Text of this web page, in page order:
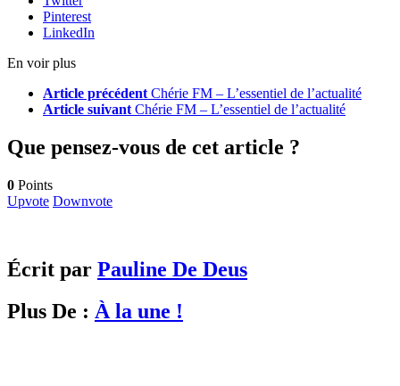
Pinterest
LinkedIn
En voir plus
Article précédent Chérie FM – L’essentiel de l’actualité
Article suivant Chérie FM – L’essentiel de l’actualité
Que pensez-vous de cet article ?
0 Points
Upvote Downvote
Écrit par Pauline De Deus
Plus De : À la une !